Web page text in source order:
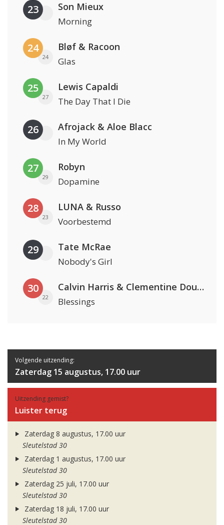
23 Son Mieux
Morning
24
24
Bløf & Racoon
Glas
25
27
Lewis Capaldi
The Day That I Die
26 Afrojack & Aloe Blacc
In My World
27
29
Robyn
Dopamine
28
23
LUNA & Russo
Voorbestemd
29 Tate McRae
Nobody's Girl
30
22
Calvin Harris & Clementine Douglas
Blessings
Volgende uitzending:
Zaterdag 15 augustus, 17.00 uur
Uitzending gemist?
Luister terug
Zaterdag 8 augustus, 17.00 uur
Sleutelstad 30
Zaterdag 1 augustus, 17.00 uur
Sleutelstad 30
Zaterdag 25 juli, 17.00 uur
Sleutelstad 30
Zaterdag 18 juli, 17.00 uur
Sleutelstad 30